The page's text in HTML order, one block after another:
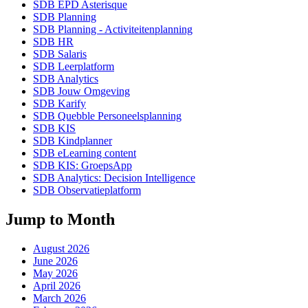
SDB EPD Asterisque
SDB Planning
SDB Planning - Activiteitenplanning
SDB HR
SDB Salaris
SDB Leerplatform
SDB Analytics
SDB Jouw Omgeving
SDB Karify
SDB Quebble Personeelsplanning
SDB KIS
SDB Kindplanner
SDB eLearning content
SDB KIS: GroepsApp
SDB Analytics: Decision Intelligence
SDB Observatieplatform
Jump to Month
August 2026
June 2026
May 2026
April 2026
March 2026